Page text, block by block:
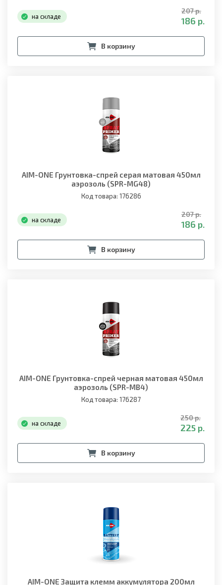
на складе
207 р.
186 р.
В корзину
AIM-ONE Грунтовка-спрей серая матовая 450мл
аэрозоль (SPR-MG48)
Код товара: 176286
на складе
207 р.
186 р.
В корзину
AIM-ONE Грунтовка-спрей черная матовая 450мл
аэрозоль (SPR-MB4)
Код товара: 176287
на складе
250 р.
225 р.
В корзину
AIM-ONE Защита клемм аккумулятора 200мл